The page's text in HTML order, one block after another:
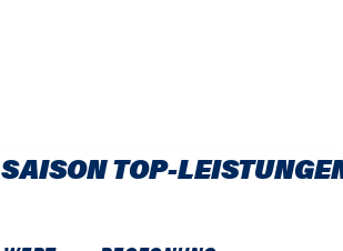
SAISON TOP-